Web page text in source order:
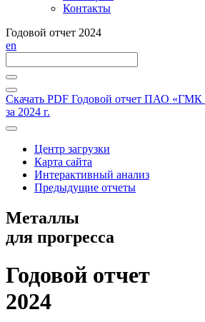
Контакты
Годовой отчет 2024
en
Скачать PDF Годовой отчет ПАО «ГМК
за 2024 г.
Центр загрузки
Карта сайта
Интерактивный анализ
Предыдущие отчеты
Металлы
для прогресса
Годовой отчет
2024